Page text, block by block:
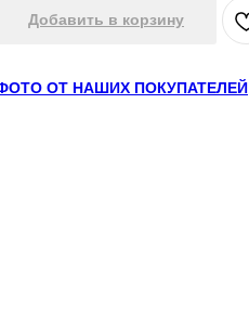
Добавить в корзину
ОТ НАШИХ ПОКУПАТЕЛЕЙ